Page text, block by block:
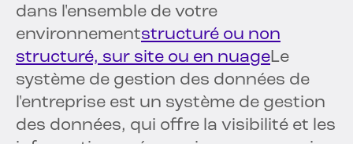
dans l'ensemble de votre
environnementstructuré ou non
structuré, sur site ou en nuageLe
système de gestion des données de
l'entreprise est un système de gestion
des données, qui offre la visibilité et les